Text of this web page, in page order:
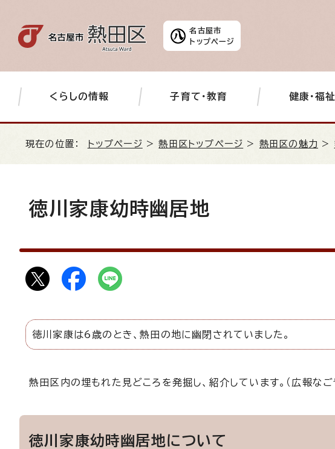
名古屋市
トップページ
くらしの情報 子育て・教育 健康・福祉
現在の位置： トップページ >熱田区トップページ > 熱田区の魅力 >
徳川家康幼時幽居地
徳川家康は6歳のとき、熱田の地に幽閉されていました。
熱田区内の埋もれた見どころを発掘し、紹介しています。（広報な
徳川家康幼時幽居地について